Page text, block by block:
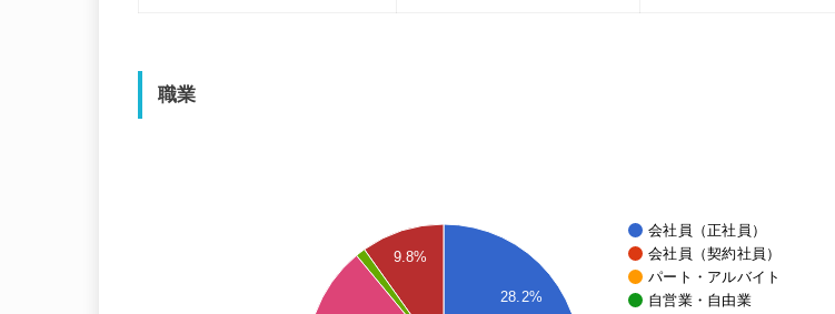
職業
会社員（正社員）
会社員（契約社員）
パート・アルバイト
自営業・自由業
28.2%
9.8%